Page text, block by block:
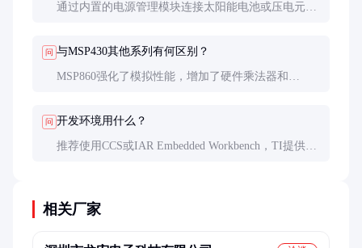
通过内置的电源管理模块连接太阳能电池或压电元
问 与MSP430其他系列有何区别？
MSP860强化了模拟性能，增加了硬件乘法器和
问 开发环境用什么？
推荐使用CCS或IAR Embedded Workbench，TI提供丰
相关厂家